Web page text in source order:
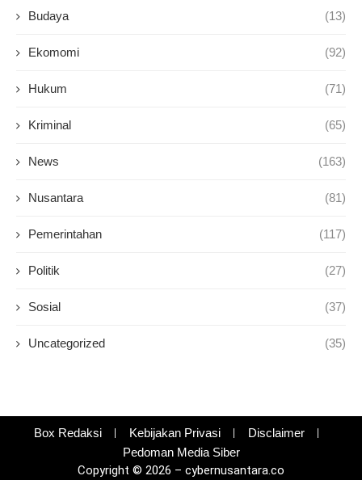
Budaya (13)
Ekomomi (92)
Hukum (71)
Kriminal (65)
News (163)
Nusantara (81)
Pemerintahan (117)
Politik (27)
Sosial (37)
Uncategorized (35)
Box Redaksi Kebijakan Privasi
Disclaimer
Pedoman Media Siber
Copyright © 2026 – cybernusantara.co